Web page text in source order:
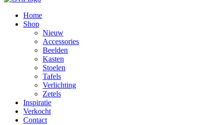
Home
Shop
Nieuw
Accessories
Beelden
Kasten
Stoelen
Tafels
Verlichting
Zetels
Inspiratie
Verkocht
Contact